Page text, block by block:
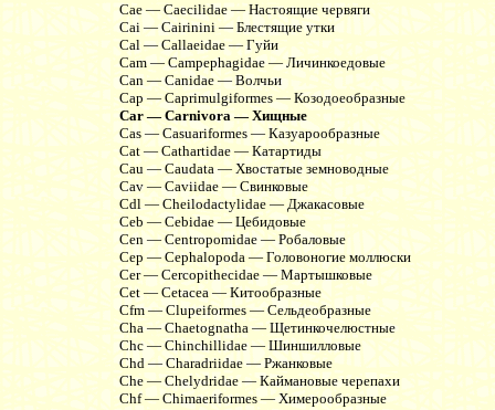
Cae — Caecilidae — Настоящие червяги
Cai — Cairinini — Блестящие утки
Cal — Callaeidae — Гуйи
Cam — Campephagidae — Личинкоедовые
Can — Canidae — Волчьи
Cap — Caprimulgiformes — Козодоеобразные
Car — Carnivora — Хищные
Cas — Casuariformes — Казуарообразные
Cat — Cathartidae — Катартиды
Cau — Caudata — Хвостатые земноводные
Cav — Caviidae — Свинковые
Cdl — Cheilodactylidae — Джакасовые
Ceb — Cebidae — Цебидовые
Cen — Centropomidae — Робаловые
Cep — Cephalopoda — Головоногие моллюски
Cer — Cercopithecidae — Мартышковые
Cet — Cetacea — Китообразные
Cfm — Clupeiformes — Сельдеобразные
Cha — Chaetognatha — Щетинкочелюстные
Chc — Chinchillidae — Шиншилловые
Chd — Charadriidae — Ржанковые
Che — Chelydridae — Каймановые черепахи
Chf — Chimaeriformes — Химерообразные